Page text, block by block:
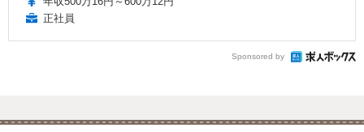
正社員
Sponsored by